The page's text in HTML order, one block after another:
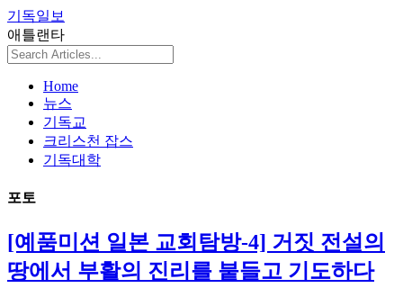
기독일보
애틀랜타
Home
뉴스
기독교
크리스천 잡스
기독대학
포토
[예품미션 일본 교회탐방-4] 거짓 전설의
땅에서 부활의 진리를 붙들고 기도하다